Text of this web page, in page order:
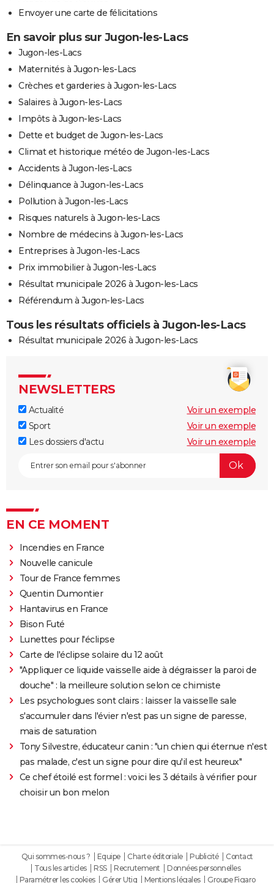
Envoyer une carte de félicitations
En savoir plus sur Jugon-les-Lacs
Jugon-les-Lacs
Maternités à Jugon-les-Lacs
Crèches et garderies à Jugon-les-Lacs
Salaires à Jugon-les-Lacs
Impôts à Jugon-les-Lacs
Dette et budget de Jugon-les-Lacs
Climat et historique météo de Jugon-les-Lacs
Accidents à Jugon-les-Lacs
Délinquance à Jugon-les-Lacs
Pollution à Jugon-les-Lacs
Risques naturels à Jugon-les-Lacs
Nombre de médecins à Jugon-les-Lacs
Entreprises à Jugon-les-Lacs
Prix immobilier à Jugon-les-Lacs
Résultat municipale 2026 à Jugon-les-Lacs
Référendum à Jugon-les-Lacs
Tous les résultats officiels à Jugon-les-Lacs
Résultat municipale 2026 à Jugon-les-Lacs
NEWSLETTERS
Actualité
Voir un exemple
Sport
Voir un exemple
Les dossiers d'actu
Voir un exemple
EN CE MOMENT
Incendies en France
Nouvelle canicule
Tour de France femmes
Quentin Dumontier
Hantavirus en France
Bison Futé
Lunettes pour l'éclipse
Carte de l'éclipse solaire du 12 août
"Appliquer ce liquide vaisselle aide à dégraisser la paroi de
douche" : la meilleure solution selon ce chimiste
Les psychologues sont clairs : laisser la vaisselle sale
s'accumuler dans l'évier n'est pas un signe de paresse,
mais de saturation
Tony Silvestre, éducateur canin : "un chien qui éternue n'est
pas malade, c'est un signe pour dire qu'il est heureux"
Ce chef étoilé est formel : voici les 3 détails à vérifier pour
choisir un bon melon
Qui sommes-nous ? Equipe Charte éditoriale Publicité
Contact
Tous les articles
RSS Recrutement
Données personnelles
Paramétrer les cookies
Gérer Utiq Mentions légales Groupe Figaro